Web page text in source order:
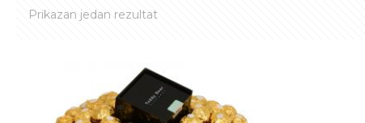
Prikazan jedan rezultat